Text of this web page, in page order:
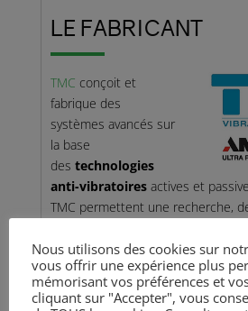
LE FABRICANT
TMC conçoit et
fabrique des
systèmes avancés sur
la base
des technologies
anti-vibratoiresactives et
TMC permettent une recherche,
domaines de la photonique, des
des nanotechnologies.
Photon Lines SAS est le
Nous utilisons des cookies sur
vous offrir une expérience plus
mémorisant vos préférences et
cliquant sur "Accepter", vous